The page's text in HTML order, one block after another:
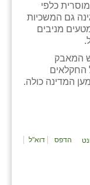
כלפי
גם המשכיות
מניבים
המאבק
החקלאים
המדינה כולה.
הדפס דוא"ל